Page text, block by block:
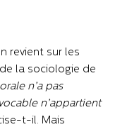
revient sur les
la sociologie de
n’a pas
n’appartient
t-il. Mais